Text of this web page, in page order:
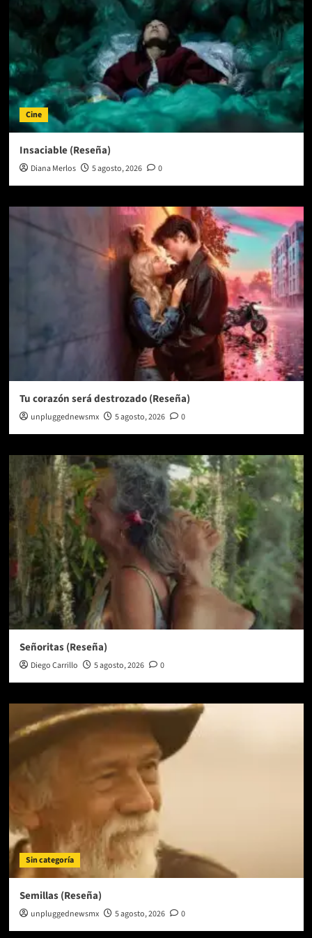
Cine
Insaciable (Reseña)
Diana Merlos 5 agosto, 2026 0
Tu corazón será destrozado (Reseña)
unpluggednewsmx 5 agosto, 2026 0
Señoritas (Reseña)
Diego Carrillo 5 agosto, 2026 0
Sin categoría
Semillas (Reseña)
unpluggednewsmx 5 agosto, 2026 0